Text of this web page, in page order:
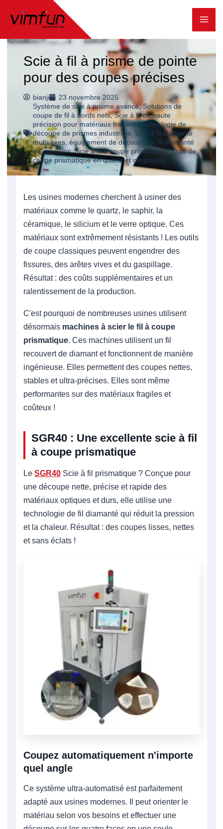
content
Scie à fil à prisme de pointe
pour des coupes précises
bianji
23 novembre 2025
Système de scie à prisme avancé,Solutions de
coupe de fil à bords nets,Scie à fil de haute
précision pour matériaux fragiles,technologie de
découpe de prismes industriels,Scie à fil diamanté
multi-axes, équipement de découpe au fil diamanté
de précision,Scie à fil à coupe prismatique,Outil de
coupe prismatique en quartz et céramique
Les usines modernes cherchent à usiner des
matériaux comme le quartz, le saphir, la
céramique, le silicium et le verre optique. Ces
matériaux sont extrêmement résistants ! Les outils
de coupe classiques peuvent engendrer des
fissures, des arêtes vives et du gaspillage.
Résultat : des coûts supplémentaires et un
ralentissement de la production.
C'est pourquoi de nombreuses usines utilisent
désormais machines à scier le fil à coupe
prismatique. Ces machines utilisent un fil
recouvert de diamant et fonctionnent de manière
ingénieuse. Elles permettent des coupes nettes,
stables et ultra-précises. Elles sont même
performantes sur des matériaux fragiles et
coûteux !
SGR40 : Une excellente scie à fil
à coupe prismatique
Le SGR40 Scie à fil prismatique ? Conçue pour
une découpe nette, précise et rapide des
matériaux optiques et durs, elle utilise une
technologie de fil diamanté qui réduit la pression
et la chaleur. Résultat : des coupes lisses, nettes
et sans éclats !
Coupez automatiquement n'importe
quel angle
Ce système ultra-automatisé est parfaitement
adapté aux usines modernes. Il peut orienter le
matériau selon vos besoins et effectuer une